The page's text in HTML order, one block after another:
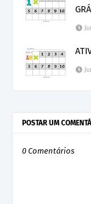
POSTAR UM
0 Comentários